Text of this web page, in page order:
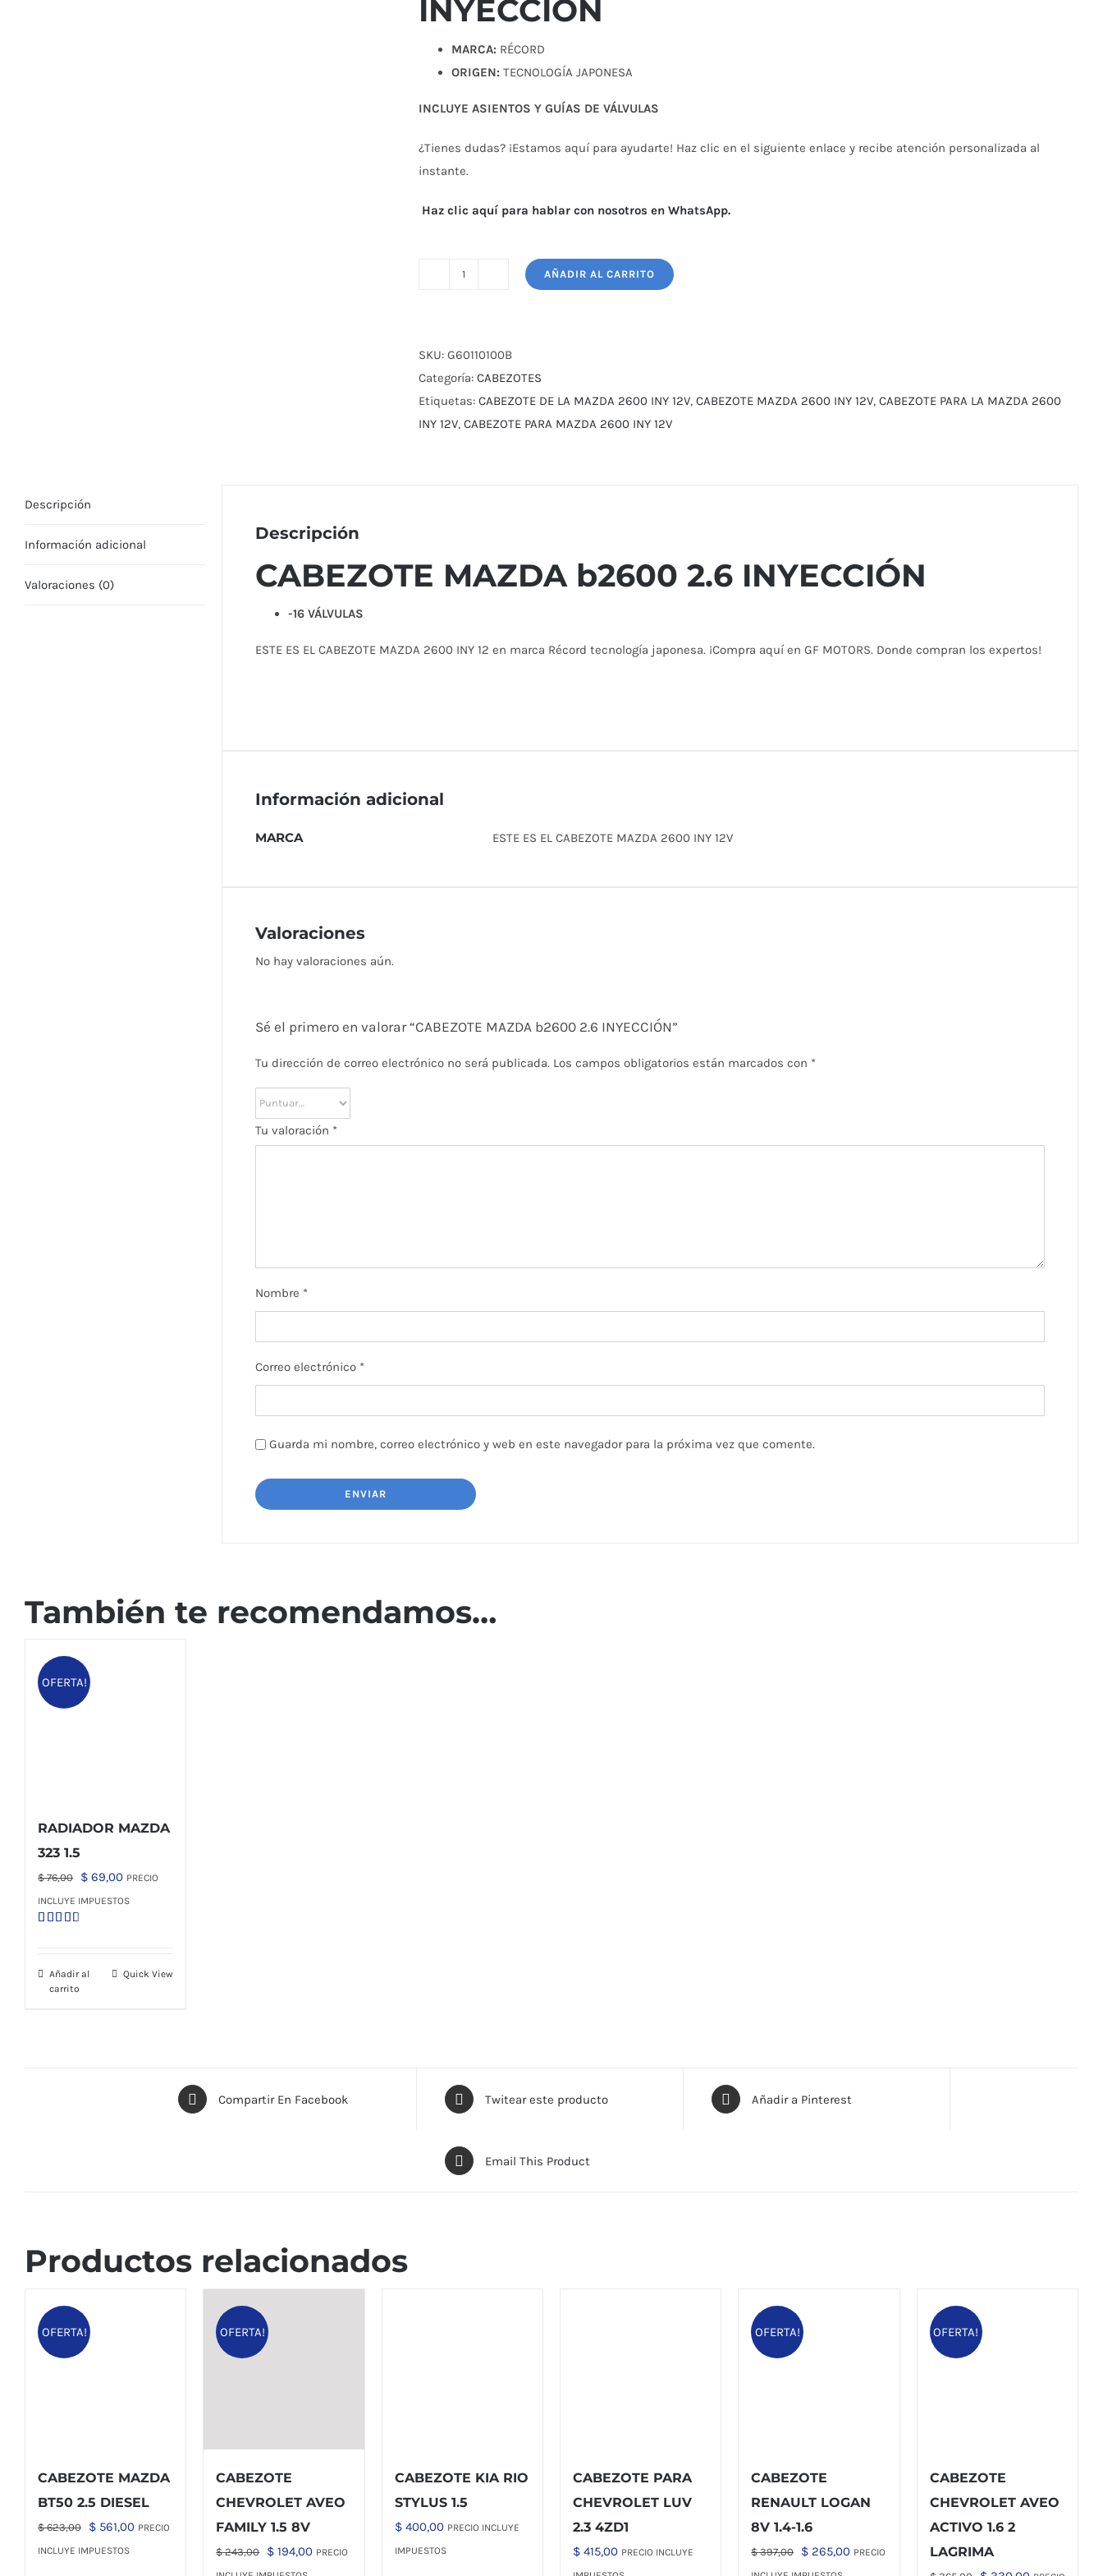
INYECCIÓN
MARCA: RÉCORD
ORIGEN: TECNOLOGÍA JAPONESA
INCLUYE ASIENTOS Y GUÍAS DE VÁLVULAS
¿Tienes dudas? ¡Estamos aquí para ayudarte! Haz clic en el siguiente enlace y recibe atención personalizada al
instante.
Haz clic aquí para hablar con nosotros en WhatsApp.
2.6
INYECCIÓN
cantidad
AÑADIR AL CARRITO
SKU: G60110100B
Categoría: CABEZOTES
Etiquetas: CABEZOTE DE LA MAZDA 2600 INY 12V, CABEZOTE MAZDA 2600 INY 12V, CABEZOTE PARA LA MAZDA 2600
INY 12V, CABEZOTE PARA MAZDA 2600 INY 12V
Descripción
Información adicional
Valoraciones (0)
Descripción
CABEZOTE MAZDA b2600 2.6 INYECCIÓN
-16 VÁLVULAS
ESTE ES EL CABEZOTE MAZDA 2600 INY 12 en marca Récord tecnología japonesa. ¡Compra aquí en GF MOTORS. Donde compran los expertos!
Información adicional
MARCA ESTE ES EL CABEZOTE MAZDA 2600 INY 12V
Valoraciones
No hay valoraciones aún.
Sé el primero en valorar “CABEZOTE MAZDA b2600 2.6 INYECCIÓN”
Tu dirección de correo electrónico no será publicada. Los campos obligatorios están marcados con *
Tu valoración *
Nombre *
Correo electrónico *
Guarda mi nombre, correo electrónico y web en este navegador para la próxima vez que comente.
También te recomendamos…
OFERTA!
RADIADOR MAZDA
323 1.5
de 5
$76,00
El
precio
$ 76,00.
$ 69,00El
precio
$ 69,00.
PRECIO
INCLUYE IMPUESTOS
Añadir al
carrito
Quick View
Compartir En Facebook Twitear este producto Añadir a Pinterest
Email This Product
Productos relacionados
OFERTA!
CABEZOTE MAZDA
BT50 2.5 DIESEL
$623,00
El
precio
$ 561,00ElPRECIO
INCLUYE IMPUESTOS
OFERTA!
CABEZOTE
CHEVROLET AVEO
FAMILY 1.5 8V
$243,00
El
$ 194,00ElPRECIO
CABEZOTE KIA RIO
STYLUS 1.5
$400,00 PRECIO INCLUYE
IMPUESTOS
CABEZOTE PARA
CHEVROLET LUV
2.3 4ZD1
$415,00 PRECIO INCLUYE
OFERTA!
CABEZOTE
RENAULT LOGAN
8V 1.4-1.6
$397,00
El
$ 265,00ElPRECIO
OFERTA!
CABEZOTE
CHEVROLET AVEO
ACTIVO 1.6 2
LAGRIMA